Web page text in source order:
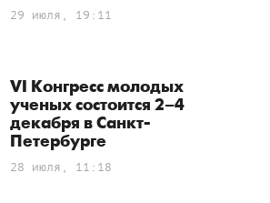
29 июля, 19:11
VI Конгресс молодых
ученых состоится 2–4
декабря в Санкт-
Петербурге
28 июля, 11:18